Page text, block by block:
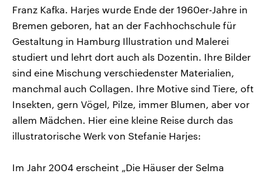
Franz Kafka. Harjes wurde Ende der 1960er-Jahre in
Bremen geboren, hat an der Fachhochschule für
Gestaltung in Hamburg Illustration und Malerei
studiert und lehrt dort auch als Dozentin. Ihre Bilder
sind eine Mischung verschiedenster Materialien,
manchmal auch Collagen. Ihre Motive sind Tiere, oft
Insekten, gern Vögel, Pilze, immer Blumen, aber vor
allem Mädchen. Hier eine kleine Reise durch das
illustratorische Werk von Stefanie Harjes:
Im Jahr 2004 erscheint „Die Häuser der Selma